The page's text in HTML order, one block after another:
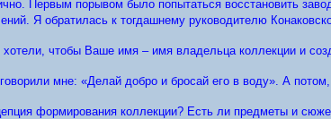
Первым порывом было попытаться восстановить
Я обратилась к тогдашнему руководителю
чтобы Ваше имя – имя владельца коллекции и
мне: «Делай добро и бросай его в воду». А
формирования коллекции? Есть ли предметы и